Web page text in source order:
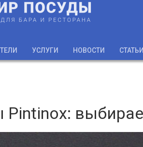
УСЛУГИ НОВОСТИ СТАТЬИ